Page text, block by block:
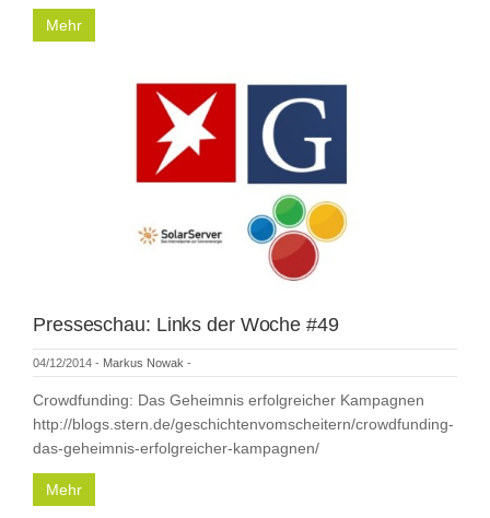
Mehr
Presseschau: Links der Woche #49
04/12/2014 - Markus Nowak -
Crowdfunding: Das Geheimnis erfolgreicher Kampagnen
http://blogs.stern.de/geschichtenvomscheitern/crowdfunding-
das-geheimnis-erfolgreicher-kampagnen/
Mehr